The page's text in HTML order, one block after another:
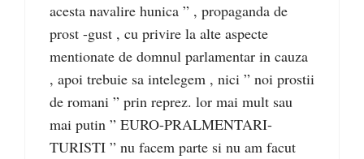
acesta navalire hunica ” , propaganda de
prost -gust , cu privire la alte aspecte
mentionate de domnul parlamentar in cauza
, apoi trebuie sa intelegem , nici ” noi prostii
de romani ” prin reprez. lor mai mult sau
mai putin ” EURO-PRALMENTARI-
TURISTI ” nu facem parte si nu am facut